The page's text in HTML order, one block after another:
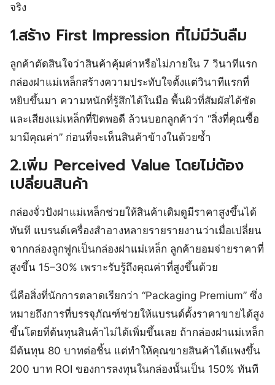
จริง
1.สร้าง First Impression ที่ไม่มีวันลืม
ลูกค้าตัดสินใจว่าสินค้าคุ้มค่าหรือไม่ภายใน 7 วินาทีแรก
กล่องฝาแม่เหล็กสร้างความประทับใจตั้งแต่วินาทีแรกที่
หยิบขึ้นมา ความหนักที่รู้สึกได้ในมือ พื้นผิวที่สัมผัสได้ชัด
และเสียงแม่เหล็กที่ปิดพอดี ล้วนบอกลูกค้าว่า “สิ่งที่คุณซื้อ
มามีคุณค่า” ก่อนที่จะเห็นสินค้าข้างในด้วยซ้ำ
2.เพิ่ม Perceived Value โดยไม่ต้อง
เปลี่ยนสินค้า
กล่องจั่วปังฝาแม่เหล็กช่วยให้สินค้าเดิมดูมีราคาสูงขึ้นได้
ทันที แบรนด์เครื่องสำอางหลายรายรายงานว่าเมื่อเปลี่ยน
จากกล่องลูกฟูกเป็นกล่องฝาแม่เหล็ก ลูกค้ายอมจ่ายราคาที่
สูงขึ้น 15–30% เพราะรับรู้ถึงคุณค่าที่สูงขึ้นด้วย
นี่คือสิ่งที่นักการตลาดเรียกว่า “Packaging Premium” ซึ่ง
หมายถึงการที่บรรจุภัณฑ์ช่วยให้แบรนด์ตั้งราคาขายได้สูง
ขึ้นโดยที่ต้นทุนสินค้าไม่ได้เพิ่มขึ้นเลย ถ้ากล่องฝาแม่เหล็ก
มีต้นทุน 80 บาทต่อชิ้น แต่ทำให้คุณขายสินค้าได้แพงขึ้น
200 บาท ROI ของการลงทุนในกล่องนั้นเป็น 150% ทันที